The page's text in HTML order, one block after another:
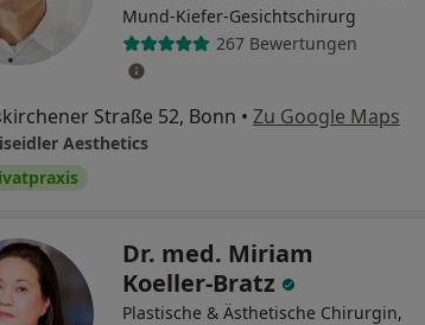
Mund-Kiefer-Gesichtschirurg
267 Bewertungen
Straße 52, Bonn • Zu Google Maps
Aesthetics
Dr. med. Miriam
Koeller-Bratz
Plastische & Ästhetische Chirurgin,